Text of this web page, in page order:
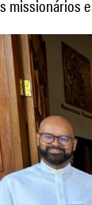
missionários